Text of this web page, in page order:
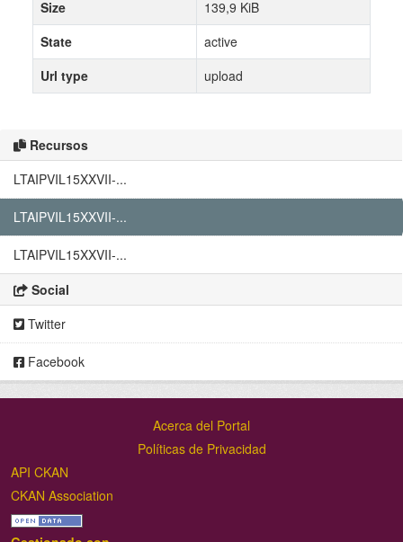
Recursos
LTAIPVIL15XXVII-...
LTAIPVIL15XXVII-...
LTAIPVIL15XXVII-...
Social
Twitter
Facebook
Size
139,9 KiB
State
active
Url type
upload
Acerca del Portal
Políticas de Privacidad
API CKAN
CKAN Association